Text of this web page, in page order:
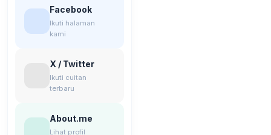
Facebook
Ikuti halaman
kami
X / Twitter
Ikuti cuitan
terbaru
About.me
Lihat profil